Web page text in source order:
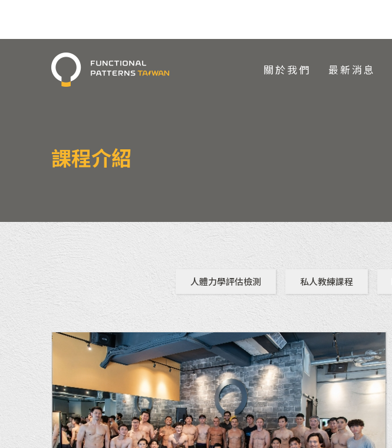
關於我們 最新消息
課程介紹
人體力學評估檢測 私人教練課程